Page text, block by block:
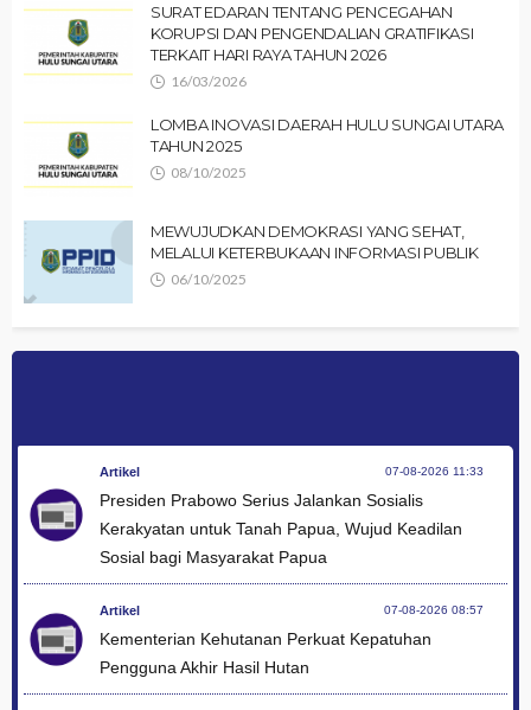
SURAT EDARAN TENTANG PENCEGAHAN
KORUPSI DAN PENGENDALIAN GRATIFIKASI
TERKAIT HARI RAYA TAHUN 2026
16/03/2026
LOMBA INOVASI DAERAH HULU SUNGAI UTARA
TAHUN 2025
08/10/2025
MEWUJUDKAN DEMOKRASI YANG SEHAT,
MELALUI KETERBUKAAN INFORMASI PUBLIK
06/10/2025
Artikel 07-08-2026 11:33
Presiden Prabowo Serius Jalankan Sosialis
Kerakyatan untuk Tanah Papua, Wujud Keadilan
Sosial bagi Masyarakat Papua
Artikel 07-08-2026 08:57
Kementerian Kehutanan Perkuat Kepatuhan
Pengguna Akhir Hasil Hutan